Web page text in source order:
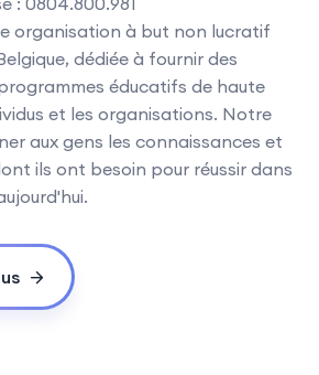
organisation à but non lucratif
dédiée à fournir des
éducatifs de haute
et les organisations. Notre
aux gens les connaissances et
ils ont besoin pour réussir dans